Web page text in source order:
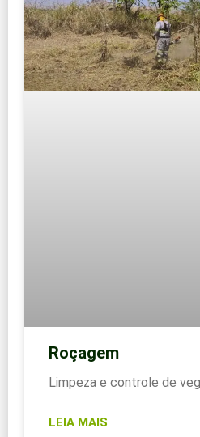
Roçagem
Limpeza e controle de
LEIA MAIS